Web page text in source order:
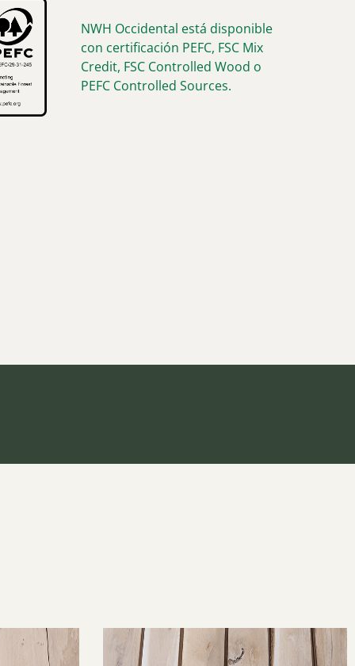
NWH Occidental está disponible
con certificación PEFC, FSC Mix
Credit, FSC Controlled Wood o
PEFC Controlled Sources.